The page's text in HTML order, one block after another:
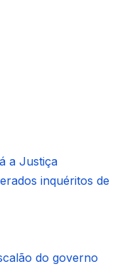
a Justiça
inquéritos de
do governo